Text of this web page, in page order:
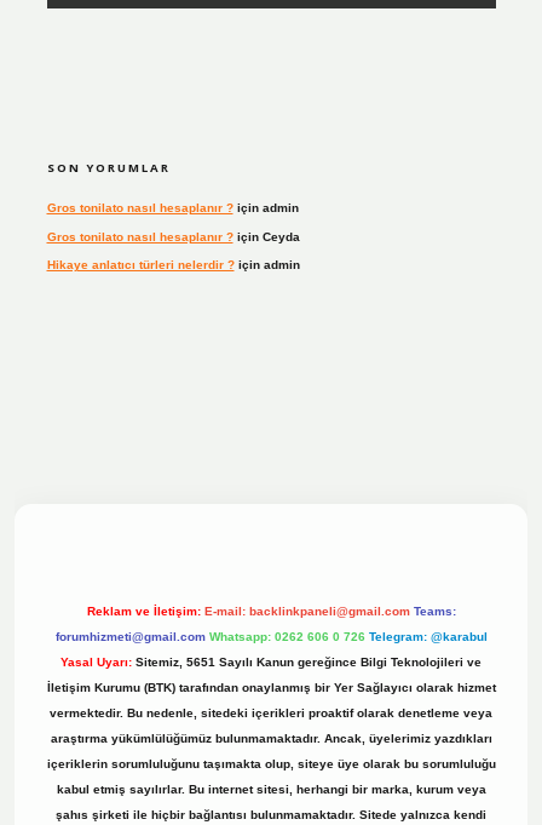
SON YORUMLAR
Gros tonilato nasıl hesaplanır ?için admin
Gros tonilato nasıl hesaplanır ?için Ceyda
Hikaye anlatıcı türleri nelerdir ?için admin
Reklam ve İletişim: E-mail: backlinkpaneli@gmail.com Teams:
forumhizmeti@gmail.com Whatsapp: 0262 606 0 726 Telegram: @karabul
Yasal Uyarı: Sitemiz, 5651 Sayılı Kanun gereğince Bilgi Teknolojileri ve
İletişim Kurumu (BTK) tarafından onaylanmış bir Yer Sağlayıcı olarak hizmet
vermektedir. Bu nedenle, sitedeki içerikleri proaktif olarak denetleme veya
araştırma yükümlülüğümüz bulunmamaktadır. Ancak, üyelerimiz yazdıkları
içeriklerin sorumluluğunu taşımakta olup, siteye üye olarak bu sorumluluğu
kabul etmiş sayılırlar. Bu internet sitesi, herhangi bir marka, kurum veya
şahıs şirketi ile hiçbir bağlantısı bulunmamaktadır. Sitede yalnızca kendi